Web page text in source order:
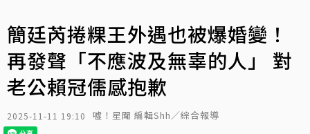
簡廷芮捲粿王外遇也被爆婚變！
再發聲「不應波及無辜的人」 對
老公賴冠儒感抱歉
2025-11-11 19:10 噓！星聞 編輯Shh／綜合報導